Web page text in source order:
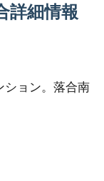
詳細情報
ション。落合南